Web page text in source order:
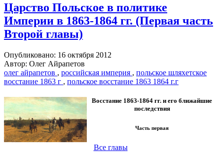
Царство Польское в политике
Империи в 1863-1864 гг. (Первая часть
Второй главы)
Опубликовано: 16 октября 2012
Автор: Олег Айрапетов
олег айрапетов , российская империя , польское шляхетское
восстание 1863 г , польское восстание 1863 1864 г.г
Восстание 1863-1864 гг. и его ближайшие
последствия
Часть первая
Все главы